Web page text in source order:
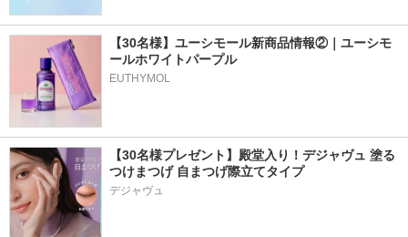
【30名様】ユーシモール新商品情報②｜ユーシモ
ールホワイトパープル
EUTHYMOL
【30名様プレゼント】殿堂入り！デジャヴュ 塗る
つけまつげ 自まつげ際立てタイプ
デジャヴュ